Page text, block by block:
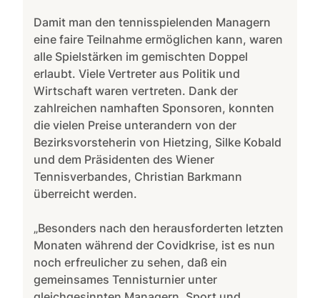
Damit man den tennisspielenden Managern
eine faire Teilnahme ermöglichen kann, waren
alle Spielstärken im gemischten Doppel
erlaubt. Viele Vertreter aus Politik und
Wirtschaft waren vertreten. Dank der
zahlreichen namhaften Sponsoren, konnten
die vielen Preise unterandern von der
Bezirksvorsteherin von Hietzing, Silke Kobald
und dem Präsidenten des Wiener
Tennisverbandes, Christian Barkmann
überreicht werden.
„Besonders nach den herausforderten letzten
Monaten während der Covidkrise, ist es nun
noch erfreulicher zu sehen, daß ein
gemeinsames Tennisturnier unter